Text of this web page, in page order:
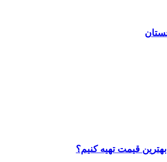
قیمت تهیه کنیم؟